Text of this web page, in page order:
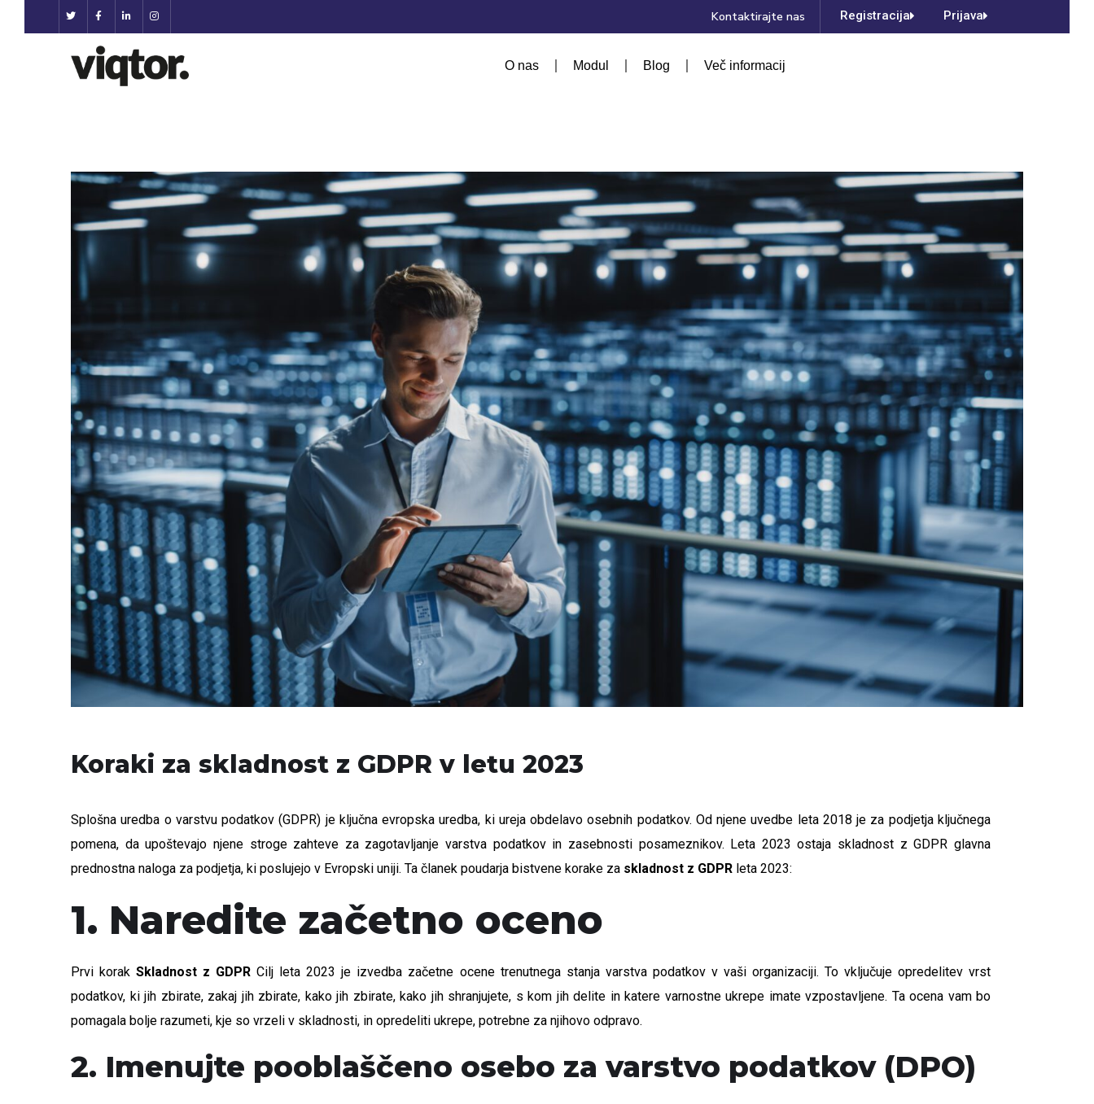
Kontaktirajte nas Registracija Prijava
O nas Modul Blog Več informacij
Koraki za skladnost z GDPR v letu 2023
Splošna uredba o varstvu podatkov (GDPR) je ključna evropska uredba, ki ureja obdelavo osebnih podatkov. Od njene uvedbe leta 2018 je za podjetja ključnega
pomena, da upoštevajo njene stroge zahteve za zagotavljanje varstva podatkov in zasebnosti posameznikov. Leta 2023 ostaja skladnost z GDPR glavna
prednostna naloga za podjetja, ki poslujejo v Evropski uniji. Ta članek poudarja bistvene korake za skladnost z GDPR leta 2023:
1. Naredite začetno oceno
Prvi korakSkladnost z GDPR Cilj leta 2023 je izvedba začetne ocene trenutnega stanja varstva podatkov v vaši organizaciji. To vključuje opredelitev vrst
podatkov, ki jih zbirate, zakaj jih zbirate, kako jih zbirate, kako jih shranjujete, s kom jih delite in katere varnostne ukrepe imate vzpostavljene. Ta ocena vam bo
pomagala bolje razumeti, kje so vrzeli v skladnosti, in opredeliti ukrepe, potrebne za njihovo odpravo.
2. Imenujte pooblaščeno osebo za varstvo podatkov (DPO)